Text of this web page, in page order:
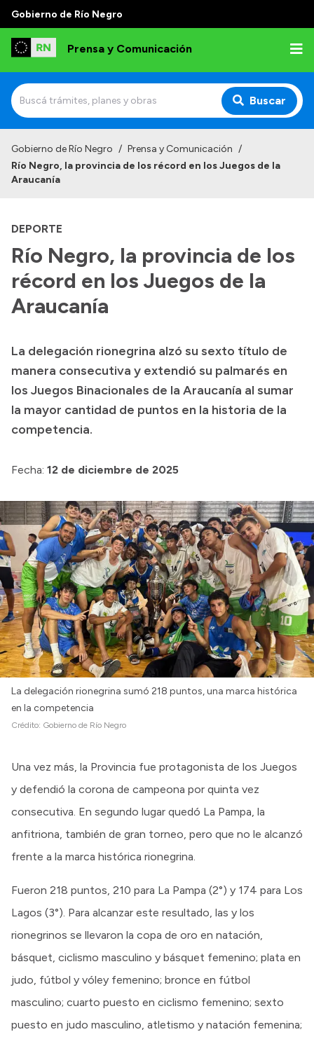
Gobierno de Río Negro
Prensa y Comunicación
Buscar
Institucional
Referentes de prensa
Archivo de noticias
Transparencia
Boletín Oficial
Compras y licitaciones
Consulta de expedientes
Consulta de pago a proveedores
Intranet
Login
Gobierno de Río Negro / Prensa y Comunicación /
Río Negro, la provincia de los récord en los Juegos de la
Araucanía
DEPORTE
Río Negro, la provincia de los
récord en los Juegos de la
Araucanía
La delegación rionegrina alzó su sexto título de
manera consecutiva y extendió su palmarés en
los Juegos Binacionales de la Araucanía al sumar
la mayor cantidad de puntos en la historia de la
competencia.
Fecha: 12 de diciembre de 2025
La delegación rionegrina sumó 218 puntos, una marca histórica
en la competencia
Crédito: Gobierno de Río Negro
Una vez más, la Provincia fue protagonista de los Juegos
y defendió la corona de campeona por quinta vez
consecutiva. En segundo lugar quedó La Pampa, la
anfitriona, también de gran torneo, pero que no le alcanzó
frente a la marca histórica rionegrina.
Fueron 218 puntos, 210 para La Pampa (2°) y 174 para Los
Lagos (3°). Para alcanzar este resultado, las y los
rionegrinos se llevaron la copa de oro en natación,
básquet, ciclismo masculino y básquet femenino; plata en
judo, fútbol y vóley femenino; bronce en fútbol
masculino; cuarto puesto en ciclismo femenino; sexto
puesto en judo masculino, atletismo y natación femenina;